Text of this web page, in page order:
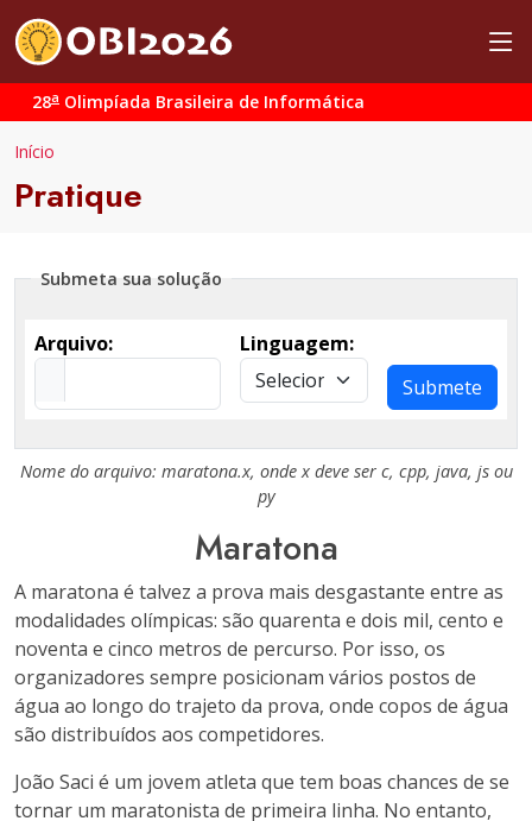
28a Olimpíada Brasileira de Informática
Início
Pratique
Submeta sua solução
Arquivo:
Linguagem:
Submete
Nome do arquivo: maratona.x, ondexdeve ser c, cpp, java, jsou
py
Maratona
A maratona é talvez a prova mais desgastante entre as
modalidades olímpicas: são quarenta e dois mil, cento e
noventa e cinco metros de percurso. Por isso, os
organizadores sempre posicionam vários postos de
água ao longo do trajeto da prova, onde copos de água
são distribuídos aos competidores.
João Saci é um jovem atleta que tem boas chances de se
tornar um maratonista de primeira linha. No entanto,